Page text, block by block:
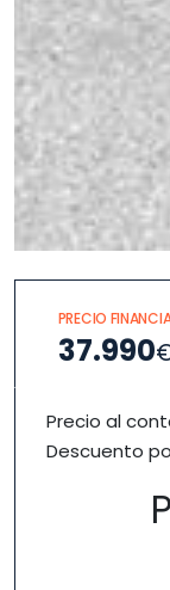
PRECIO
37.990
Precio al
Descuento